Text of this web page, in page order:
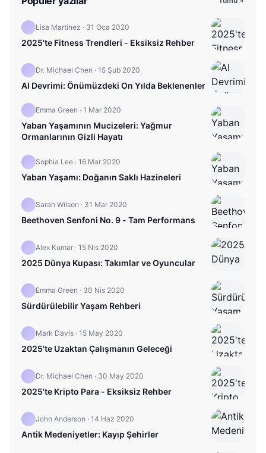
Lisa Martinez · 31 Oca 2020
2025'te Fitness Trendleri - Eksiksiz Rehber
Dr. Michael Chen · 15 Şub 2020
AI Devrimi: Önümüzdeki On Yılda Beklenenler
Emma Green · 1 Mar 2020
Yaban Yaşamının Mucizeleri: Yağmur
Ormanlarının Gizli Hayatı
Sophia Lee · 16 Mar 2020
Yaban Yaşamı: Doğanın Saklı Hazineleri
Sarah Wilson · 31 Mar 2020
Beethoven Senfoni No. 9 - Tam Performans
Alex Kumar · 15 Nis 2020
2025 Dünya Kupası: Takımlar ve Oyuncular
Emma Green · 30 Nis 2020
Sürdürülebilir Yaşam Rehberi
Mark Davis · 15 May 2020
2025'te Uzaktan Çalışmanın Geleceği
Dr. Michael Chen · 30 May 2020
2025'te Kripto Para - Eksiksiz Rehber
John Anderson · 14 Haz 2020
Antik Medeniyetler: Kayıp Şehirler